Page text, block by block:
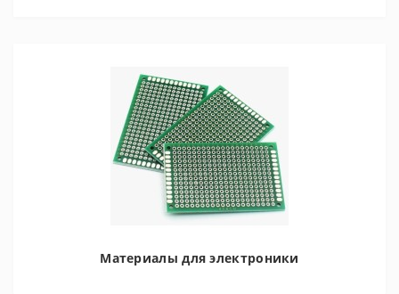
Материалы для электроники